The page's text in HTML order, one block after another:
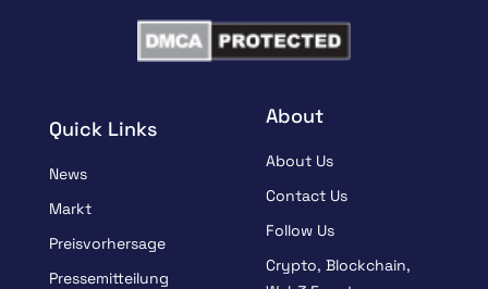
Quick Links
News
Markt
Preisvorhersage
Pressemitteilung
About
About Us
Contact Us
Follow Us
Crypto, Blockchain,